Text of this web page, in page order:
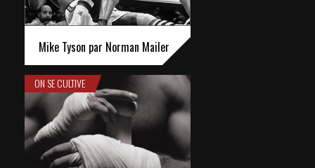
Mike Tyson par Norman Mailer
ON SE CULTIVE